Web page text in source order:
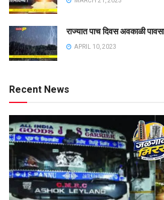
राज्यात पाच दिवस अवकाळी
APRIL 10, 2023
Recent News